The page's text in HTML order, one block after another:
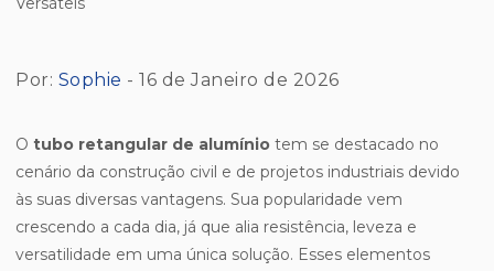
Por: Sophie - 16 de Janeiro de 2026
O tubo retangular de alumínio tem se destacado no
cenário da construção civil e de projetos industriais devido
às suas diversas vantagens. Sua popularidade vem
crescendo a cada dia, já que alia resistência, leveza e
versatilidade em uma única solução. Esses elementos